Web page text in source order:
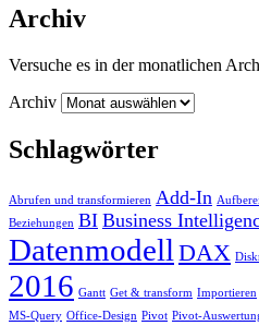
Archiv
Versuche es in der monatlichen
Archiv
Schlagwörter
Abrufen und transformieren Add-In
Beziehungen BI Business
Datenmodell DAX
2016 Gantt Get & transform Importieren
MS-Query Office-Design Pivot Pivot-